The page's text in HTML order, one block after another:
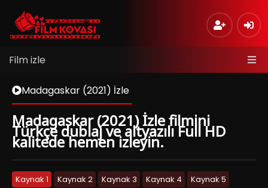
Film izle
Madagaskar (2021) İzle
Madagaskar (2021) İzle filmini
Türkçe dublaj ve altyazılı Full HD
kalitede hemen izleyin.
Kaynak 1 Kaynak 2 Kaynak 3 Kaynak 4
Kaynak 5